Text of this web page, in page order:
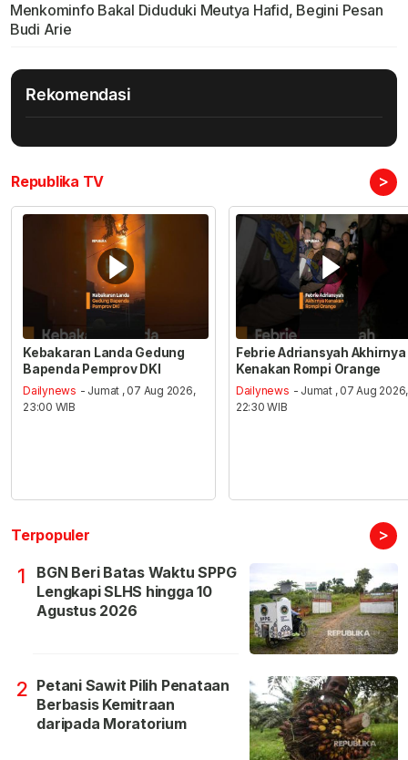
Menkominfo Bakal Diduduki Meutya Hafid, Begini Pesan
Budi Arie
Rekomendasi
Republika TV >
Kebakaran Landa Gedung
Bapenda Pemprov DKI
Dailynews - Jumat , 07 Aug 2026,
23:00 WIB
Febrie Adriansyah Akhirnya
Kenakan Rompi Orange
Dailynews - Jumat , 07 Aug 2026,
22:30 WIB
Terpopuler >
1
BGN Beri Batas Waktu SPPG
Lengkapi SLHS hingga 10
Agustus 2026
2 Petani Sawit Pilih Penataan
Berbasis Kemitraan
daripada Moratorium